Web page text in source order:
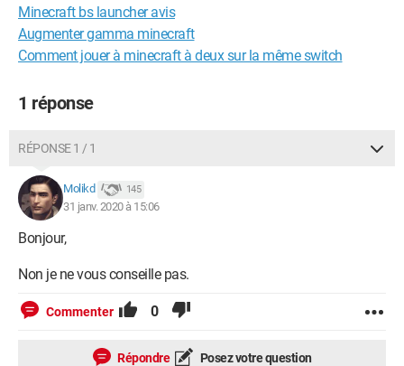
Minecraft bs launcher avis
Augmenter gamma minecraft
Comment jouer à minecraft à deux sur la même switch
1 réponse
RÉPONSE 1 / 1
Molikd 145
31 janv. 2020 à 15:06
Bonjour,
Non je ne vous conseille pas.
Commenter 0
Répondre Posez votre question